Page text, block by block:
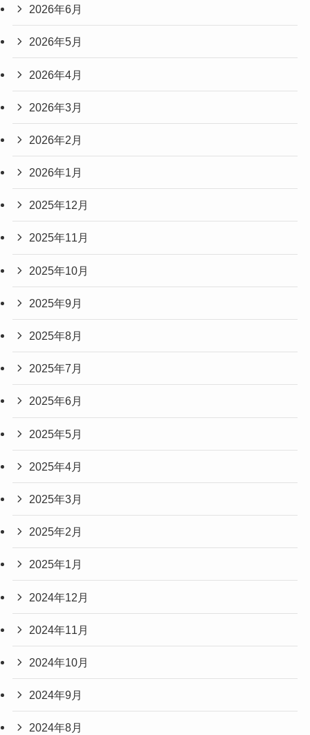
2026年6月
2026年5月
2026年4月
2026年3月
2026年2月
2026年1月
2025年12月
2025年11月
2025年10月
2025年9月
2025年8月
2025年7月
2025年6月
2025年5月
2025年4月
2025年3月
2025年2月
2025年1月
2024年12月
2024年11月
2024年10月
2024年9月
2024年8月